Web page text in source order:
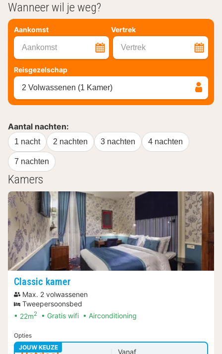
Wanneer wil je weg?
Aankomst Vertrek
Aankomst Vertrek
Reisgezelschap
2 Volwassenen (1 Kamer)
Aantal nachten:
1 nacht 2 nachten 3 nachten 4 nachten
7 nachten
Kamers
Classic kamer
Max. 2 volwassenen
Tweepersoonsbed
22m2 Gratis wifi Airconditioning
Opties
JOUW KEUZE
Vanaf